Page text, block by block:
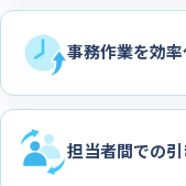
事務作業を効
担当者間での